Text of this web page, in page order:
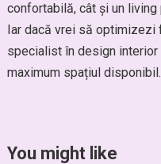
confortabilă, cât și un
Iar dacă vrei să optimizezi
specialist în design
maximum spațiul disponibil.
You might like